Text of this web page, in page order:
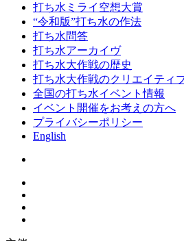
打ち水ミライ空想大賞
“令和版”打ち水の作法
打ち水問答
打ち水アーカイヴ
打ち水大作戦の歴史
打ち水大作戦のクリエイティ
全国の打ち水イベント情報
イベント開催をお考えの方へ
プライバシーポリシー
English